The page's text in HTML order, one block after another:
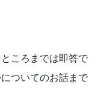
ころまでは即答で
ついてのお話まで